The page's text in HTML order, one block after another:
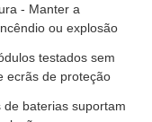
- Manter a
ou explosão
testados sem
ecrãs de proteção
baterias suportam